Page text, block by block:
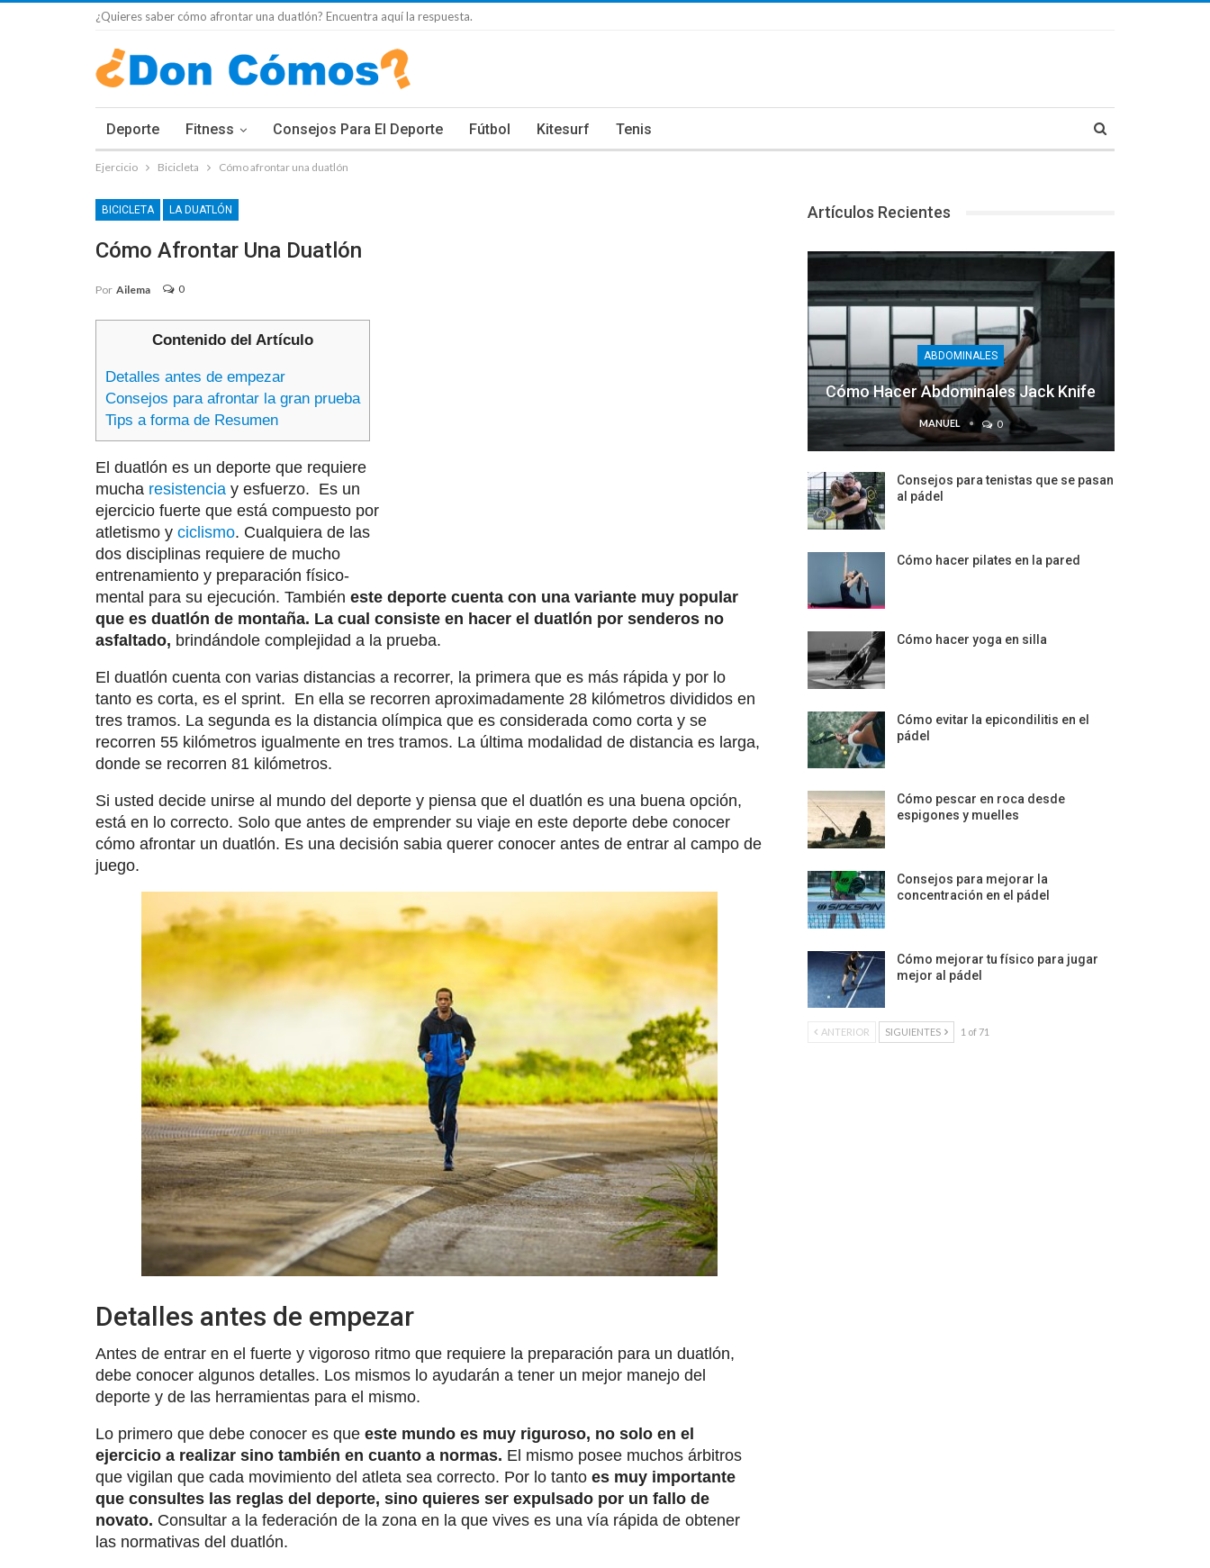
¿Quieres saber cómo afrontar una duatlón? Encuentra aquí la respuesta.
Deporte Fitness Consejos Para El Deporte Fútbol Kitesurf Tenis
Ejercicio Bicicleta Cómo afrontar una duatlón
BICICLETA LA DUATLÓN
Cómo Afrontar Una Duatlón
Por Ailema 0
Contenido del Artículo
Detalles antes de empezar
Consejos para afrontar la gran prueba
Tips a forma de Resumen
El duatlón es un deporte que requiere
mucha resistencia y esfuerzo. Es un
ejercicio fuerte que está compuesto por
atletismo y ciclismo. Cualquiera de las
dos disciplinas requiere de mucho
entrenamiento y preparación físico-
mental para su ejecución. También este deporte cuenta con una variante muy popular
que es duatlón de montaña. La cual consiste en hacer el duatlón por senderos no
asfaltado, brindándole complejidad a la prueba.
El duatlón cuenta con varias distancias a recorrer, la primera que es más rápida y por lo
tanto es corta, es el sprint. En ella se recorren aproximadamente 28 kilómetros divididos en
tres tramos. La segunda es la distancia olímpica que es considerada como corta y se
recorren 55 kilómetros igualmente en tres tramos. La última modalidad de distancia es larga,
donde se recorren 81 kilómetros.
Si usted decide unirse al mundo del deporte y piensa que el duatlón es una buena opción,
está en lo correcto. Solo que antes de emprender su viaje en este deporte debe conocer
cómo afrontar un duatlón. Es una decisión sabia querer conocer antes de entrar al campo de
juego.
Detalles antes de empezar
Antes de entrar en el fuerte y vigoroso ritmo que requiere la preparación para un duatlón,
debe conocer algunos detalles. Los mismos lo ayudarán a tener un mejor manejo del
deporte y de las herramientas para el mismo.
Lo primero que debe conocer es que este mundo es muy riguroso, no solo en el
ejercicio a realizar sino también en cuanto a normas. El mismo posee muchos árbitros
que vigilan que cada movimiento del atleta sea correcto. Por lo tanto es muy importante
que consultes las reglas del deporte, sino quieres ser expulsado por un fallo de
novato. Consultar a la federación de la zona en la que vives es una vía rápida de obtener
las normativas del duatlón.
Artículos Recientes
ABDOMINALES
Cómo Hacer Abdominales Jack Knife
MANUEL 0
Consejos para tenistas que se pasan
al pádel
Cómo hacer pilates en la pared
Cómo hacer yoga en silla
Cómo evitar la epicondilitis en el
pádel
Cómo pescar en roca desde
espigones y muelles
Consejos para mejorar la
concentración en el pádel
Cómo mejorar tu físico para jugar
mejor al pádel
ANTERIOR SIGUIENTES 1 of 71